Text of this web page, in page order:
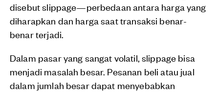
disebut slippage—perbedaan antara harga yang
diharapkan dan harga saat transaksi benar-
benar terjadi.
Dalam pasar yang sangat volatil, slippage bisa
menjadi masalah besar. Pesanan beli atau jual
dalam jumlah besar dapat menyebabkan